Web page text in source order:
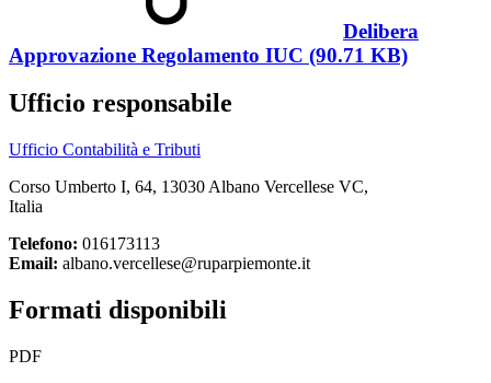
Delibera
Approvazione Regolamento IUC (90.71 KB)
Ufficio responsabile
Ufficio Contabilità e Tributi
Corso Umberto I, 64, 13030 Albano Vercellese VC,
Italia
Telefono: 016173113
Email: albano.vercellese@ruparpiemonte.it
Formati disponibili
PDF